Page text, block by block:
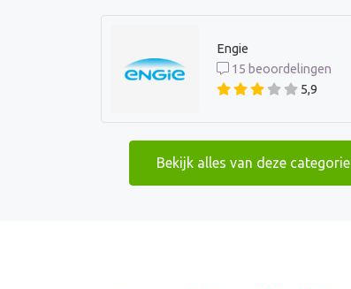
Engie
15 beoordelingen
5,9
Bekijk alles van deze categorie